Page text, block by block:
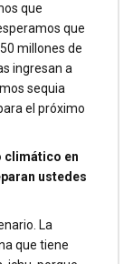
que
que
millones de
ingresan a
sequia
el próximo
climático en
ustedes
La
que tiene